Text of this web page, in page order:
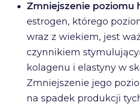
Zmniejszenie poziomu
estrogen, którego
wraz z wiekiem, jest
czynnikiem
kolagenu i elastyny w
Zmniejszenie jego
na spadek produkcji